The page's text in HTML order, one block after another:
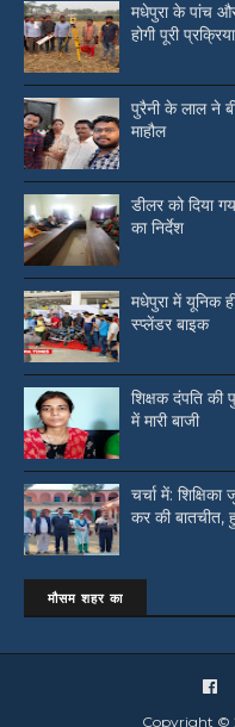
मधेपुरा के पांच
होगी पूरी प्रक्रिया
पुरैनी के लाल ने
माहौल
डीलर को दिया
का निर्देश
मधेपुरा में यूनिक
स्प्लेंडर बाइक
शिक्षक दंपति की
में मारी बाजी
चर्चा में:
कर की बातचीत,
मौसम शहर का
Copyright ©